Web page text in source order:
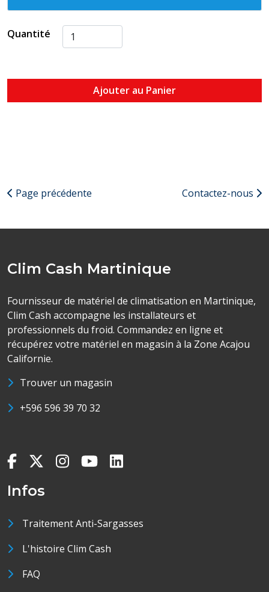
Quantité
Ajouter au Panier
Page précédente Contactez-nous
Clim Cash Martinique
Fournisseur de matériel de climatisation en Martinique,
Clim Cash accompagne les installateurs et
professionnels du froid. Commandez en ligne et
récupérez votre matériel en magasin à la Zone Acajou
Californie.
Trouver un magasin
+596 596 39 70 32
Infos
Traitement Anti-Sargasses
L'histoire Clim Cash
FAQ